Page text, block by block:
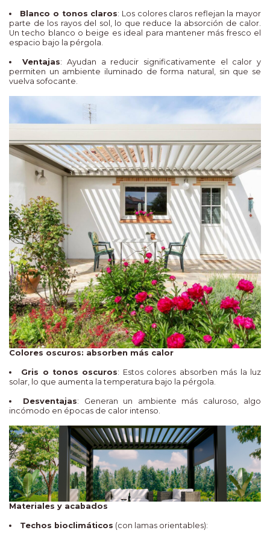
Blanco o tonos claros: Los colores claros reflejan la mayor
parte de los rayos del sol, lo que reduce la absorción de calor.
Un techo blanco o beige es ideal para mantener más fresco el
espacio bajo la pérgola.
Ventajas: Ayudan a reducir significativamente el calor y
permiten un ambiente iluminado de forma natural, sin que se
vuelva sofocante.
Colores oscuros: absorben más calor
Gris o tonos oscuros: Estos colores absorben más la luz
solar, lo que aumenta la temperatura bajo la pérgola.
Desventajas: Generan un ambiente más caluroso, algo
incómodo en épocas de calor intenso.
Materiales y acabados
Techos bioclimáticos (con lamas orientables):